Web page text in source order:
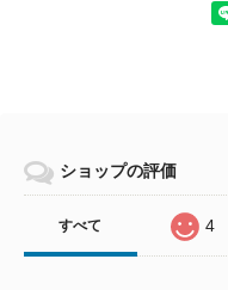
ショップの評価
すべて 4